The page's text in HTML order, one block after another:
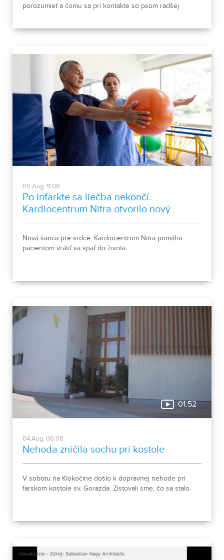
porozumieť a čomu sa pri kontakte so psom radšej
05.Aug, 11:08
Po infarkte sa liečba nekončí.
Kardiocentrum Nitra otvorilo nový
stacionár
Nová šanca pre srdce. Kardiocentrum Nitra pomáha
pacientom vrátiť sa späť do života.
01:52
04.Aug, 06:08
Nehoda zničila sochu pri kostole
V sobotu na Klokočine došlo k dopravnej nehode pri
farskom kostole sv. Gorazda. Zistovali sme, čo sa stalo.